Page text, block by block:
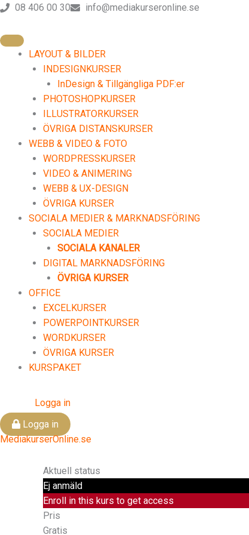
Hoppa
innehåll
08 406 00 30 info@mediakurseronline.se
LAYOUT & BILDER
INDESIGNKURSER
InDesign & Tillgängliga PDF:er
PHOTOSHOPKURSER
ILLUSTRATORKURSER
ÖVRIGA DISTANSKURSER
WEBB & VIDEO & FOTO
WORDPRESSKURSER
VIDEO & ANIMERING
WEBB & UX-DESIGN
ÖVRIGA KURSER
SOCIALA MEDIER & MARKNADSFÖRING
SOCIALA MEDIER
SOCIALA KANALER
DIGITAL MARKNADSFÖRING
ÖVRIGA KURSER
OFFICE
EXCELKURSER
POWERPOINTKURSER
WORDKURSER
ÖVRIGA KURSER
KURSPAKET
Logga in
Logga in
MediakurserOnline.se
Aktuell status
Ej anmäld
Enroll in this kurs to get access
Pris
Gratis
Lektion
Avsnitt
1
Avsnitt
2
delar
Avsnitt
3
typografi
Avsnitt
4